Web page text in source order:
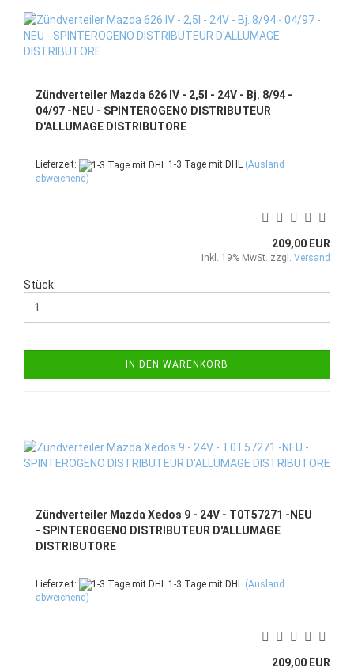
Zündverteiler Mazda 626 IV - 2,5l - 24V - Bj. 8/94 -
04/97 -NEU - SPINTEROGENO DISTRIBUTEUR
D'ALLUMAGE DISTRIBUTORE
Lieferzeit: 1-3 Tage mit DHL (Ausland
abweichend)
209,00 EUR
inkl. 19% MwSt. zzgl. Versand
Stück:
IN DEN WARENKORB
Zündverteiler Mazda Xedos 9 - 24V - T0T57271 -NEU
- SPINTEROGENO DISTRIBUTEUR D'ALLUMAGE
DISTRIBUTORE
Lieferzeit: 1-3 Tage mit DHL (Ausland
abweichend)
209,00 EUR